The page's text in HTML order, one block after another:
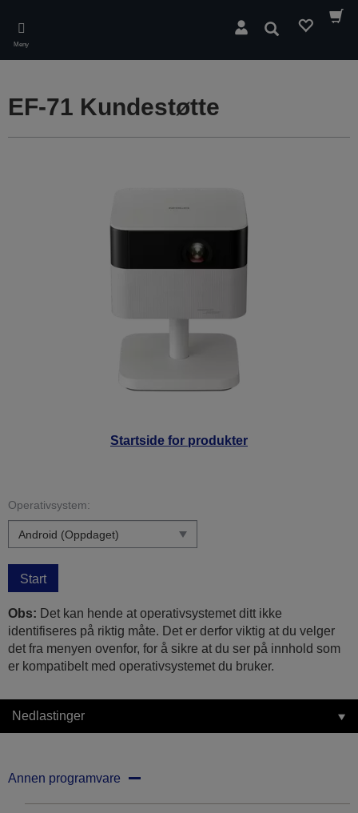
main
content
Meny
Søk
Startside for produkter
EF-71 Kundestøtte
Operativsystem:
Start
Obs: Det kan hende at operativsystemet ditt ikke
identifiseres på riktig måte. Det er derfor viktig at du velger
det fra menyen ovenfor, for å sikre at du ser på innhold som
er kompatibelt med operativsystemet du bruker.
Nedlastinger
Annen programvare